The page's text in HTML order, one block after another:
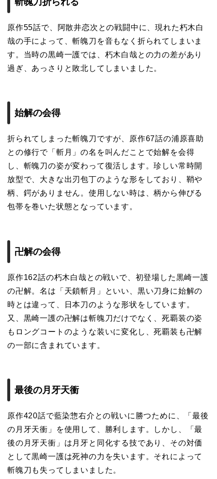
原作55話で、阿散井恋次との戦闘中に、現れた朽木白
哉の手によって、斬魄刀を音もなく折られてしまいま
す。当時の黒崎一護では、朽木白哉との力の差があり
過ぎ、あっさりと敗北してしまいました。
始解の会得
折られてしまった斬魄刀ですが、原作67話の浦原喜助
との修行で「斬月」の名を叫んだことで始解を会得
し、斬魄刀の姿が変わって復活します。珍しい常時開
放型で、大きな出刃包丁のような形をしており、鞘や
柄、鍔がありません。使用しない時は、柄から伸びる
包帯を巻いた状態となっています。
卍解の会得
原作162話の朽木白哉との戦いで、初登場した黒崎一護
の卍解。名は「天鎖斬月」といい、黒い刀身に始解の
時とは違って、日本刀のような形状をしています。
又、黒崎一護の卍解は斬魄刀だけでなく、死覇装の姿
もロングコートのような装いに変化し、死覇装も卍解
の一部に含まれています。
最後の月牙天衝
原作420話で藍染惣右介との戦いに勝つために、「最後
の月牙天衝」を使用して、勝利します。しかし、「最
後の月牙天衝」は月牙と同化する技であり、その対価
として黒崎一護は死神の力を失います。それによって
斬魄刀も失ってしまいました。